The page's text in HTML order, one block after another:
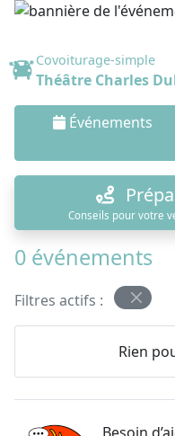
Covoiturage-simple
Théâtre Charles
Événements
Conseils pour votre
0 événements
Filtres actifs :
Rien